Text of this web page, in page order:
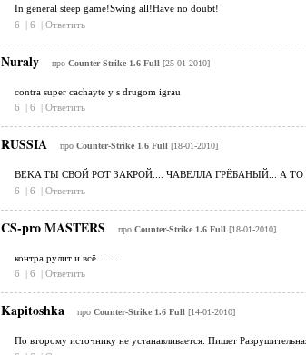
In general steep game!Swing all!Have no doubt!
6
| 6 | Ответить
Nuraly про Counter-Strike 1.6 Full [25-01-2010]
contra super cachayte y s drugom igrau
6
| 6 | Ответить
RUSSIA про Counter-Strike 1.6 Full [18-01-2010]
BEKA ТЫ СВОЙ РОТ ЗАКРОЙ.... ЧАВЕЛЛА ГРЁБАНЫЙ... А
6
| 6 | Ответить
CS-pro MASTERS про Counter-Strike 1.6 Full [18-01-2010]
контра рулит и всё........
6
| 6 | Ответить
Kapitoshka про Counter-Strike 1.6 Full [14-01-2010]
По второму источнику не устанавливается. Пишет